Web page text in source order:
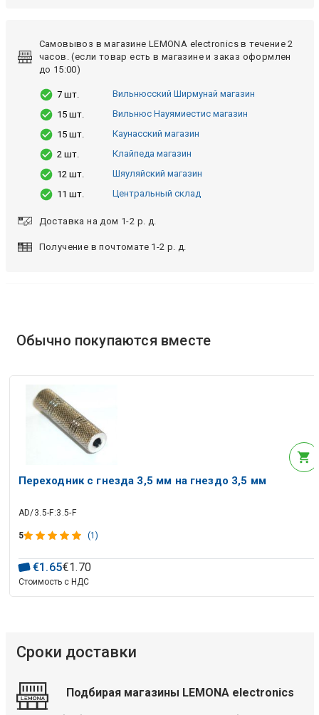
Самовывоз в магазине LEMONA electronics в течение 2
часов. (если товар есть в магазине и заказ оформлен
до 15:00)
7 шт.
Вильнюсский Ширмунай магазин
15 шт.
Вильнюс Науямиестис магазин
15 шт.
Каунасский магазин
2 шт.
Клайпеда магазин
12 шт.
Шяуляйский магазин
11 шт.
Центральный склад
Доставка на дом 1-2 р. д.
Получение в почтомате 1-2 р. д.
Обычно покупаются вместе
Переходник с гнезда 3,5 мм на гнездо 3,5 мм
AD/3.5-F:3.5-F
5 (1)
€1 .65€1.70
Стоимость с НДС
Сроки доставки
Подбирая магазины LEMONA electronics